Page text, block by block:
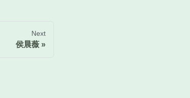
Next
侯晨薇